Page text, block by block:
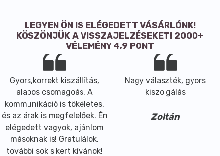
LEGYEN ÖN IS ELÉGEDETT VÁSÁRLÓNK!
KÖSZÖNJÜK A VISSZAJELZÉSEKET! 2000+
VÉLEMÉNY 4,9 PONT
Gyors,korrekt kiszállítás,
alapos csomagoás. A
kommunikáció is tökéletes,
és az árak is megfelelőek. Én
elégedett vagyok, ajánlom
másoknak is! Gratulálok,
további sok sikert kívánok!
Nagy választék, gyors
kiszolgálás
Zoltán